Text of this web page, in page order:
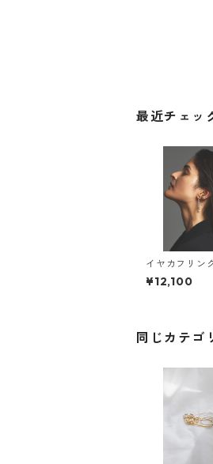
最近チェッ
イヤカフリング
ANS
¥12,100
同じカテゴ